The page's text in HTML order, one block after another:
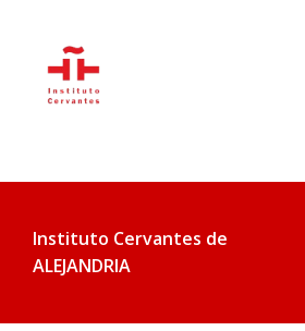
Instituto Cervantes de
ALEJANDRIA